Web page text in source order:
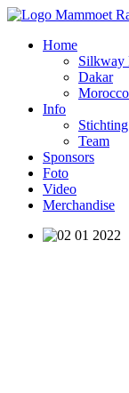
Home
Silkway
Dakar
Info
Stichting
Team
Sponsors
Foto
Video
Merchandise